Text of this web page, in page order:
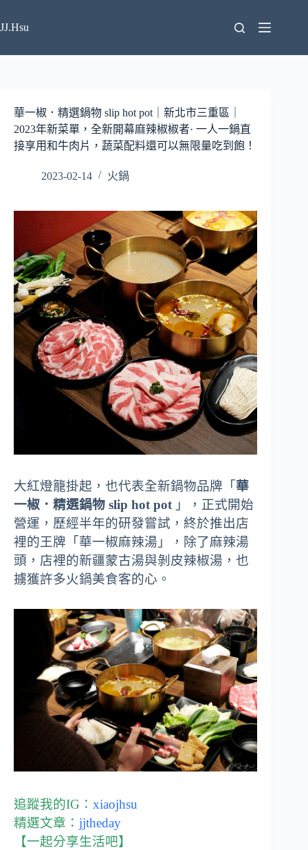
至
要
JJ.Hsu
華一椒．精選鍋物 slip hot pot｜新北市三重區｜
2023年新菜單，全新開幕麻辣椒椒者· 一人一鍋直
接享用和牛肉片，蔬菜配料還可以無限量吃到飽！
2023-02-14 火鍋
大紅燈籠掛起，也代表全新鍋物品牌「 華
一椒．精選鍋物 slip hot pot」，正式開始
營運，歷經半年的研發嘗試，終於推出店
裡的王牌「華一椒麻辣湯」，除了麻辣湯
頭，店裡的新疆蒙古湯與剝皮辣椒湯，也
擄獲許多火鍋美食客的心。
追蹤我的IG： xiaojhsu
精選文章： jjtheday
【一起分享生活吧】